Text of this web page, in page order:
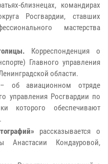
близнецах, командирах
Росгвардии, ставших
мастерства
Корреспонденция о
Главного управления
области.
об авиационном отряде
управления Росгвардии по
которого обеспечивают
рассказывается о
Анастасии Кондауровой,